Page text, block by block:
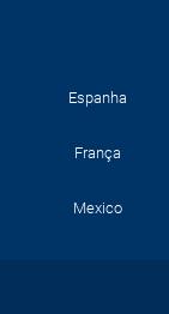
Espanha
França
Mexico